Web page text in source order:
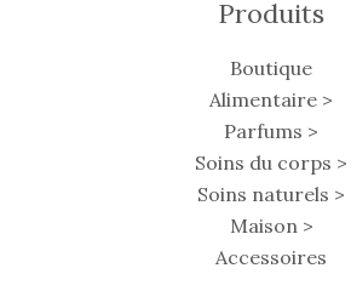
Produits
Boutique
Alimentaire >
Parfums >
Soins du corps >
Soins naturels >
Maison >
Accessoires